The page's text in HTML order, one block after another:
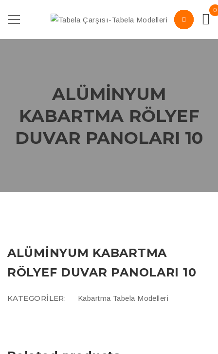
0
ALÜMINYUM
KABARTMA RÖLYEF
DUVAR PANOLARI 10
ALÜMINYUM KABARTMA
RÖLYEF DUVAR PANOLARI 10
KATEGORILER: Kabartma Tabela Modelleri